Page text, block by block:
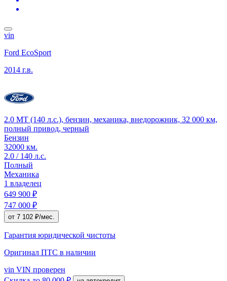
vin
Ford EcoSport
2014 г.в.
2.0 MT (140 л.с.), бензин, механика, внедорожник, 32 000 км,
полный привод, черный
Бензин
32000 км.
2.0 / 140 л.с.
Полный
Механика
1 владелец
649 900 ₽
747 000 ₽
от 7 102 ₽/мес.
Гарантия юридической чистоты
Оригинал ПТС в наличии
vin VIN проверен